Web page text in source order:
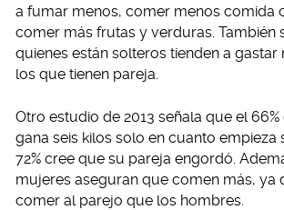
a fumar menos, comer menos comida
comer más frutas y verduras. También
quienes están solteros tienden a gastar
los que tienen pareja.
Otro estudio de 2013 señala que el
gana seis kilos solo en cuanto empieza
72% cree que su pareja engordó.
mujeres aseguran que comen más, ya
comer al parejo que los hombres.